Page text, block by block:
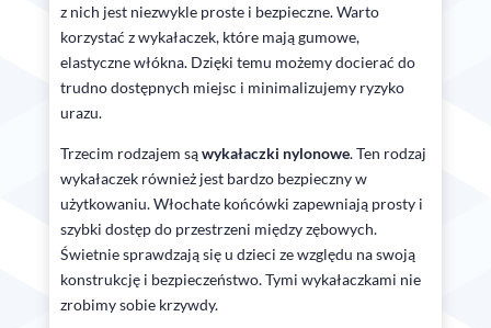
z nich jest niezwykle proste i bezpieczne. Warto
korzystać z wykałaczek, które mają gumowe,
elastyczne włókna. Dzięki temu możemy docierać do
trudno dostępnych miejsc i minimalizujemy ryzyko
urazu.
Trzecim rodzajem sąwykałaczki nylonowe. Ten rodzaj
wykałaczek również jest bardzo bezpieczny w
użytkowaniu. Włochate końcówki zapewniają prosty i
szybki dostęp do przestrzeni między zębowych.
Świetnie sprawdzają się u dzieci ze względu na swoją
konstrukcję i bezpieczeństwo. Tymi wykałaczkami nie
zrobimy sobie krzywdy.